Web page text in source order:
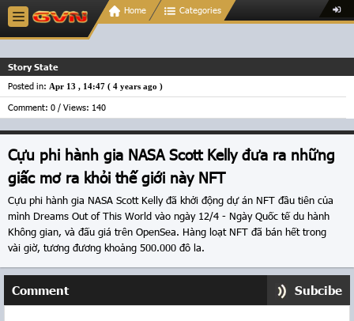
Home Categories
Story State
Posted in: Apr 13 , 14:47 ( 4 years ago )
Comment: 0 / Views: 140
Cựu phi hành gia NASA Scott Kelly đưa ra những
giấc mơ ra khỏi thế giới này NFT
Cựu phi hành gia NASA Scott Kelly đã khởi động dự án NFT đầu tiên của
mình Dreams Out of This World vào ngày 12/4 - Ngày Quốc tế du hành
Không gian, và đấu giá trên OpenSea. Hàng loạt NFT đã bán hết trong
vài giờ, tương đương khoảng 500.000 đô la.
Comment Subcibe